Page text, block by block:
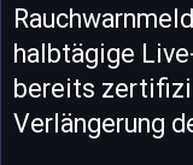
halbtägige
bereits
Verlängerung